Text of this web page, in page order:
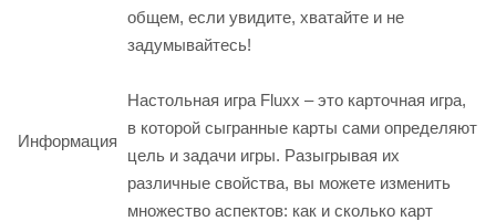
Информация
общем, если увидите, хватайте и не
задумывайтесь!
Настольная игра Fluxx – это карточная игра,
в которой сыгранные карты сами определяют
цель и задачи игры. Разыгрывая их
различные свойства, вы можете изменить
множество аспектов: как и сколько карт